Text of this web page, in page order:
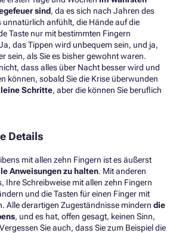
sind, da es sich nach Jahren des
unnatürlich anfühlt, die Hände auf die
Taste nur mit bestimmten Fingern
das Tippen wird unbequem sein, und ja,
sein, als Sie es bisher gewohnt waren.
dass alles über Nacht besser wird und
können, sobald Sie die Krise überwunden
Schritte, aber die können Sie beruflich
Details
mit allen zehn Fingern ist es äußerst
Anweisungen zu halten. Mit anderen
Ihre Schreibweise mit allen zehn Fingern
und die Tasten für einen Finger mit
Alle derartigen Zugeständnisse mindern die
, und es hat, offen gesagt, keinen Sinn,
Sie auch, dass Sie zum Beispiel die